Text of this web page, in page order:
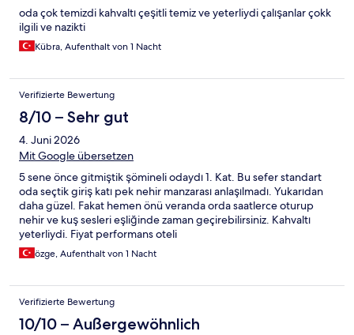
oda çok temizdi kahvaltı çeşitli temiz ve yeterliydi çalışanlar çokk
ilgili ve nazikti
Kübra, Aufenthalt von 1 Nacht
Verifizierte Bewertung
8/10 – Sehr gut
4. Juni 2026
Mit Google übersetzen
5 sene önce gitmiştik şömineli odaydı 1. Kat. Bu sefer standart
oda seçtik giriş katı pek nehir manzarası anlaşılmadı. Yukarıdan
daha güzel. Fakat hemen önü veranda orda saatlerce oturup
nehir ve kuş sesleri eşliğinde zaman geçirebilirsiniz. Kahvaltı
yeterliydi. Fiyat performans oteli
özge, Aufenthalt von 1 Nacht
Verifizierte Bewertung
10/10 – Außergewöhnlich